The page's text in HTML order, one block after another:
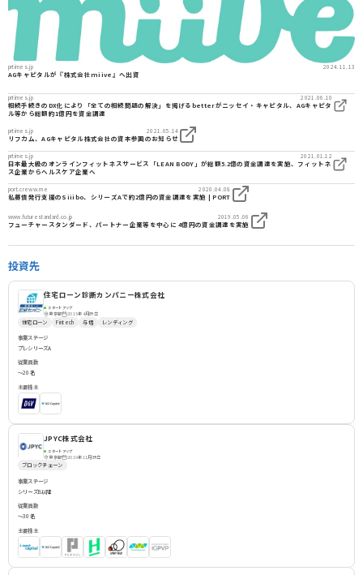
prtimes.jp 2024.11.13
AGキャピタルが『株式会社miive』へ出資
prtimes.jp 2021.06.10
相続手続きのDX化により「全ての相続問題の解決」を掲げるbetterがニッセイ・キャピタル、AGキャピタ
ル等から総額約1億円を資金調達
prtimes.jp 2021.05.14
リフカム、AGキャピタル株式会社の資本参画のお知らせ
prtimes.jp 2021.01.12
日本最大級のオンラインフィットネスサービス「LEAN BODY」が総額5.2億の資金調達を実施、フィットネ
ス企業からヘルスケア企業へ
port.creww.me 2020.04.08
私募債発行支援のSiiibo、シリーズAで約2億円の資金調達を実施 | PORT
www.futurestandard.co.jp 2019.05.06
フューチャースタンダード、パートナー企業等を中心に 4億円の資金調達を実施
投資先
住宅ローン診断カンパニー株式会社
スタートアップ
東京都 2015年4月設立
住宅ローン Fintech 与信
レンディング
事業ステージ
プレシリーズA
従業員数
〜20名
主要株主
JPYC株式会社
スタートアップ
東京都 2019年11月設立
ブロックチェーン
事業ステージ
シリーズB以降
従業員数
〜30名
主要株主